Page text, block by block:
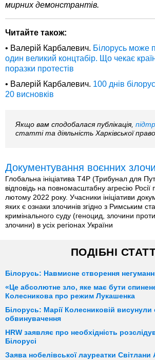
мирних демонстрантів.
Читайте також:
• Валерій Карбалевич. Білорусь може
один великий концтабір. Що чекає
поразки протестів
• Валерій Карбалевич. 100 днів
20 висновків
Якщо вам сподобалася публікація,
статті та діяльність Харківської
Документування воєнних
Глобальна ініціатива T4P (Трибунал для
відповідь на повномасштабну агресію Росії
лютому 2022 року. Учасники ініціативи
яких є ознаки злочинів згідно з Римським
кримінального суду (геноцид, злочини
злочини) в усіх регіонах України
ПОДІБНІ
Білорусь: Навмисне створення
«Це абсолютне зло, яке має бути
Колесникова про режим Лукашенка
Білорусь: Марії Колесниковій висунули
обвинувачення
HRW заявляє про необхідність
Білорусі
Заява нобелівської лауреатки Світлани